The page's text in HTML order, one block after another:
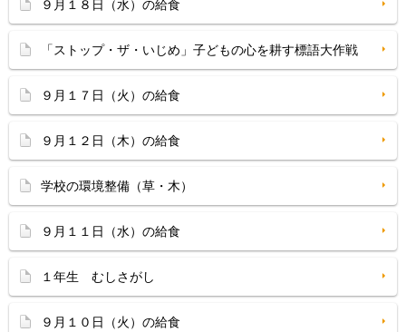
９月１８日（水）の給食
「ストップ・ザ・いじめ」子どもの心を耕す標語大作戦
９月１７日（火）の給食
９月１２日（木）の給食
学校の環境整備（草・木）
９月１１日（水）の給食
１年生 むしさがし
９月１０日（火）の給食